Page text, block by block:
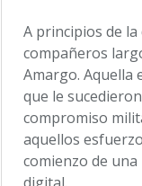
A principios de
compañeros
Amargo. Aquella
que le
compromiso
aquellos
comienzo de